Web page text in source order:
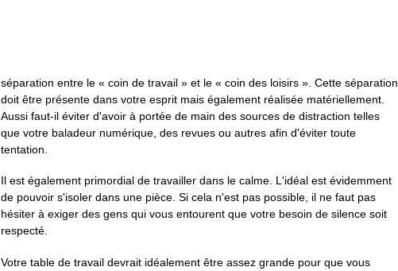
séparation entre le « coin de travail » et le « coin des loisirs ». Cette séparation
doit être présente dans votre esprit mais également réalisée matériellement.
Aussi faut-il éviter d'avoir à portée de main des sources de distraction telles
que votre baladeur numérique, des revues ou autres afin d'éviter toute
tentation.
Il est également primordial de travailler dans le calme. L'idéal est évidemment
de pouvoir s'isoler dans une pièce. Si cela n'est pas possible, il ne faut pas
hésiter à exiger des gens qui vous entourent que votre besoin de silence soit
respecté.
Votre table de travail devrait idéalement être assez grande pour que vous